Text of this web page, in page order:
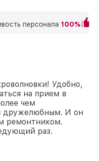
персонала 100%
Удобно,
на прием в
чем
дружелюбным. И он
ремонтником.
раз.